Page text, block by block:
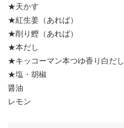
★天かす
★紅生姜（あれば）
★削り鰹（あれば）
★本だし
★キッコーマン本つゆ香り白だし
★塩・胡椒
醤油
レモン